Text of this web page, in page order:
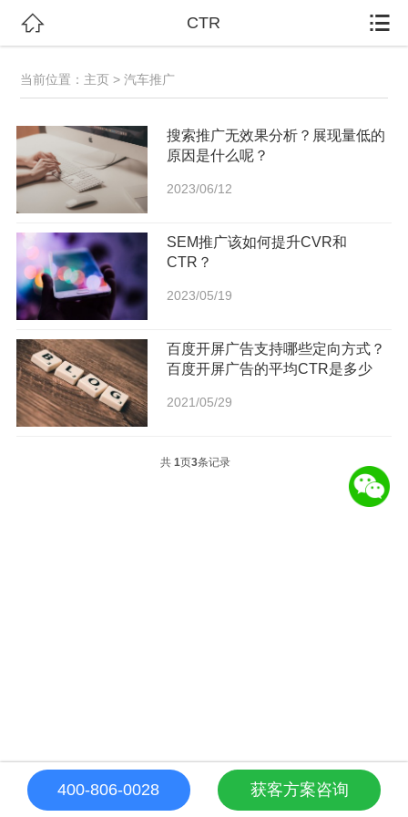
 CTR 
当前位置： 主页 > 汽车推广
搜索推广无效果分析？展现量低的
原因是什么呢？
2023/06/12
SEM推广该如何提升CVR和
CTR？
2023/05/19
百度开屏广告支持哪些定向方式？
百度开屏广告的平均CTR是多少
2021/05/29
共 1页3条记录
400-806-0028 获客方案咨询